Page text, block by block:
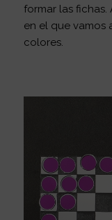
formar las
en el que vamos
colores.